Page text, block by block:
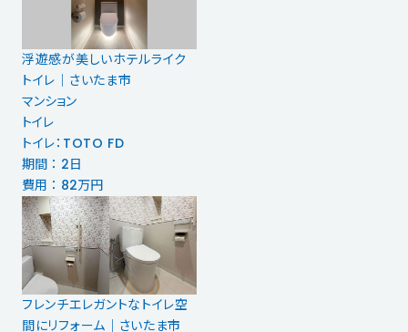
浮遊感が美しいホテルライク
トイレ｜さいたま市
マンション
トイレ
トイレ：TOTO FD
期間 ： 2日
費用 ： 82万円
フレンチエレガントなトイレ空
間にリフォーム｜さいたま市